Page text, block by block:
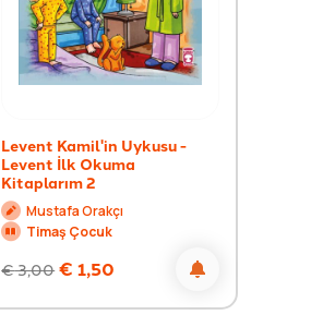
Levent Kamil'in Uykusu -
Levent İlk Okuma
Kitaplarım 2
Mustafa Orakçı
Timaş Çocuk
€3,00 € 1,50